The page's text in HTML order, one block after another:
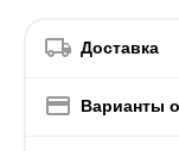
Доставка
Варианты